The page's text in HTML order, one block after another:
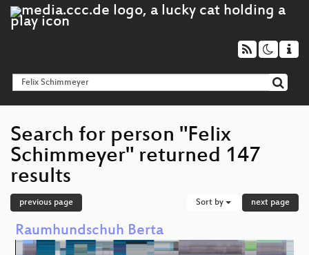
Search for person "Felix
Schimmeyer" returned 147
results
previous page Sort by next page
Raumhundschuh Berta